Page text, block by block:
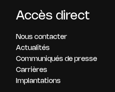
Accès direct
Nous contacter
Actualités
Communiqués de presse
Carrières
Implantations